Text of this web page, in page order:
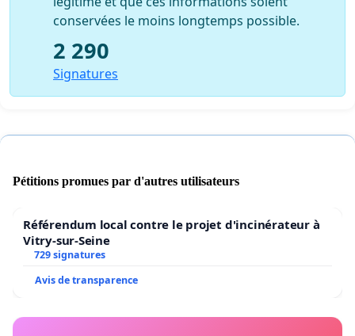
conservées le moins longtemps possible.
2 290
Signatures
Pétitions promues par d'autres utilisateurs
Référendum local contre le projet d'incinérateur à
Vitry-sur-Seine
729 signatures
Avis de transparence